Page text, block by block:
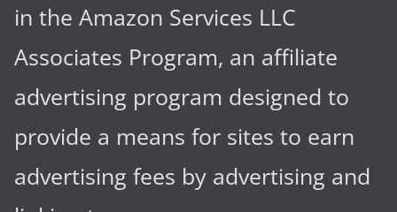
in the Amazon Services LLC
Associates Program, an affiliate
advertising program designed to
provide a means for sites to earn
advertising fees by advertising and